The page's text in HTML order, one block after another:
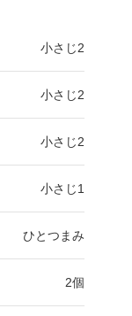
小さじ2
小さじ2
小さじ2
小さじ1
ひとつまみ
2個